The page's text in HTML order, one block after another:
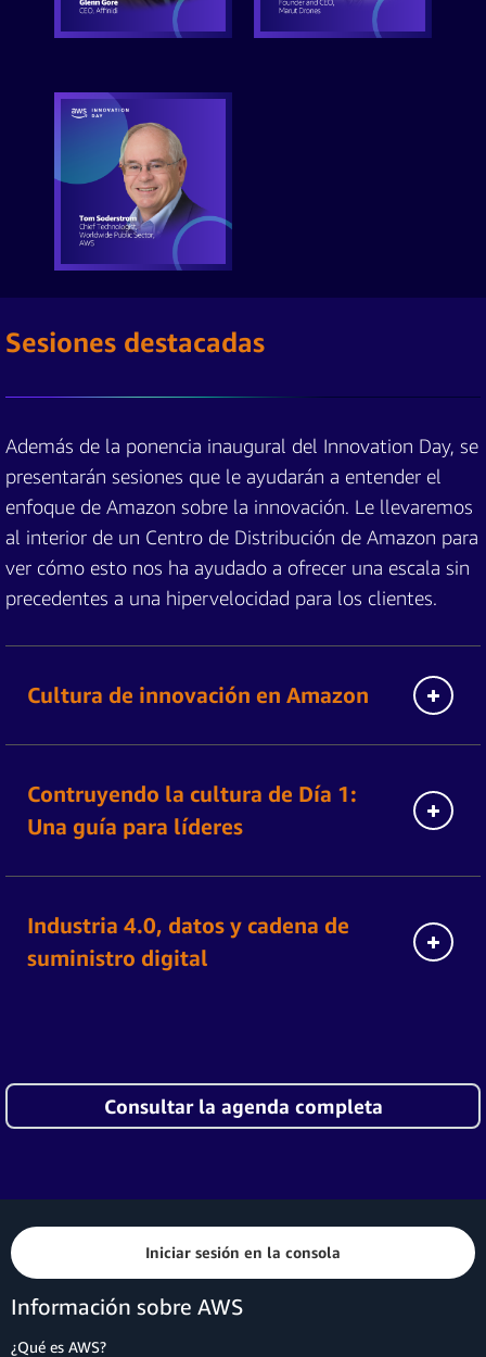
Sesiones destacadas
Además de la ponencia inaugural del Innovation Day, se
presentarán sesiones que le ayudarán a entender el
enfoque de Amazon sobre la innovación. Le llevaremos
al interior de un Centro de Distribución de Amazon para
ver cómo esto nos ha ayudado a ofrecer una escala sin
precedentes a una hipervelocidad para los clientes.
Cultura de innovación en Amazon
Contruyendo la cultura de Día 1:
Una guía para líderes
Industria 4.0, datos y cadena de
suministro digital
Consultar la agenda completa
Iniciar sesión en la consola
Información sobre AWS
¿Qué es AWS?